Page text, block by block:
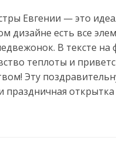
Евгении — это
дизайне есть все
В тексте на
теплоты и
Эту
праздничная